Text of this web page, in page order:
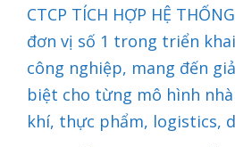
CTCP TÍCH HỢP HỆ
đơn vị số 1 trong triển
công nghiệp, mang đến
biệt cho từng mô hình
khí, thực phẩm, logistics,